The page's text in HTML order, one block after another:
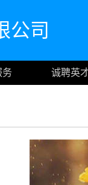
公司
务
诚聘英